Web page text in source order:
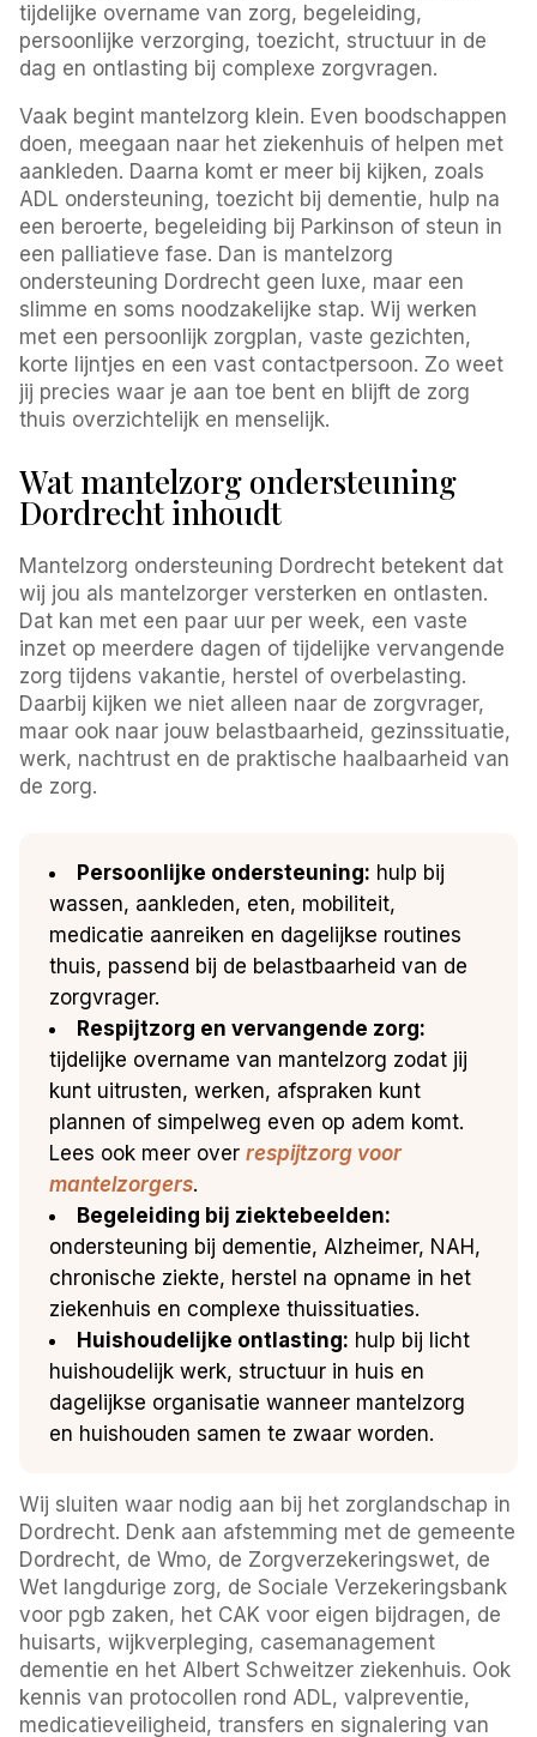
tijdelijke overname van zorg, begeleiding,
persoonlijke verzorging, toezicht, structuur in de
dag en ontlasting bij complexe zorgvragen.
Vaak begint mantelzorg klein. Even boodschappen
doen, meegaan naar het ziekenhuis of helpen met
aankleden. Daarna komt er meer bij kijken, zoals
ADL ondersteuning, toezicht bij dementie, hulp na
een beroerte, begeleiding bij Parkinson of steun in
een palliatieve fase. Dan is mantelzorg
ondersteuning Dordrecht geen luxe, maar een
slimme en soms noodzakelijke stap. Wij werken
met een persoonlijk zorgplan, vaste gezichten,
korte lijntjes en een vast contactpersoon. Zo weet
jij precies waar je aan toe bent en blijft de zorg
thuis overzichtelijk en menselijk.
Wat mantelzorg ondersteuning
Dordrecht inhoudt
Mantelzorg ondersteuning Dordrecht betekent dat
wij jou als mantelzorger versterken en ontlasten.
Dat kan met een paar uur per week, een vaste
inzet op meerdere dagen of tijdelijke vervangende
zorg tijdens vakantie, herstel of overbelasting.
Daarbij kijken we niet alleen naar de zorgvrager,
maar ook naar jouw belastbaarheid, gezinssituatie,
werk, nachtrust en de praktische haalbaarheid van
de zorg.
Persoonlijke ondersteuning: hulp bij
wassen, aankleden, eten, mobiliteit,
medicatie aanreiken en dagelijkse routines
thuis, passend bij de belastbaarheid van de
zorgvrager.
Respijtzorg en vervangende zorg:
tijdelijke overname van mantelzorg zodat jij
kunt uitrusten, werken, afspraken kunt
plannen of simpelweg even op adem komt.
Lees ook meer overrespijtzorg voor
mantelzorgers.
Begeleiding bij ziektebeelden:
ondersteuning bij dementie, Alzheimer, NAH,
chronische ziekte, herstel na opname in het
ziekenhuis en complexe thuissituaties.
Huishoudelijke ontlasting: hulp bij licht
huishoudelijk werk, structuur in huis en
dagelijkse organisatie wanneer mantelzorg
en huishouden samen te zwaar worden.
Wij sluiten waar nodig aan bij het zorglandschap in
Dordrecht. Denk aan afstemming met de gemeente
Dordrecht, de Wmo, de Zorgverzekeringswet, de
Wet langdurige zorg, de Sociale Verzekeringsbank
voor pgb zaken, het CAK voor eigen bijdragen, de
huisarts, wijkverpleging, casemanagement
dementie en het Albert Schweitzer ziekenhuis. Ook
kennis van protocollen rond ADL, valpreventie,
medicatieveiligheid, transfers en signalering van